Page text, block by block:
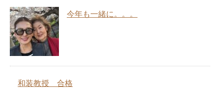
今年も一緒に。。。
和装教授 合格